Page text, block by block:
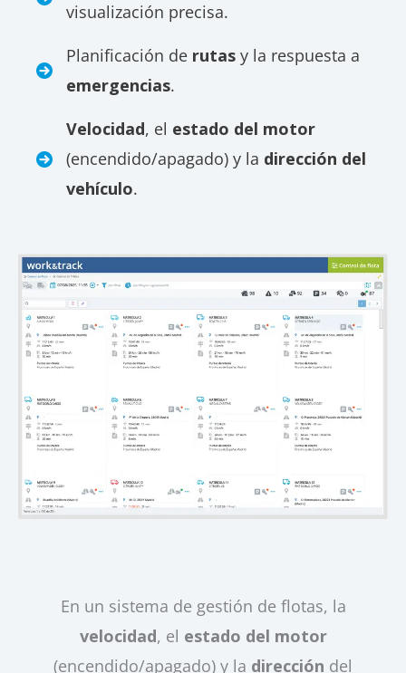
visualización precisa.
Planificación de rutas y la respuesta a
emergencias.
Velocidad, el estado del motor
(encendido/apagado) y la dirección del
vehículo.
En un sistema de gestión de flotas, la
velocidad, el estado del motor
(encendido/apagado) y la dirección del